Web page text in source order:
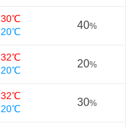
30℃
20℃
40%
32℃
20℃
20%
32℃
20℃
30%